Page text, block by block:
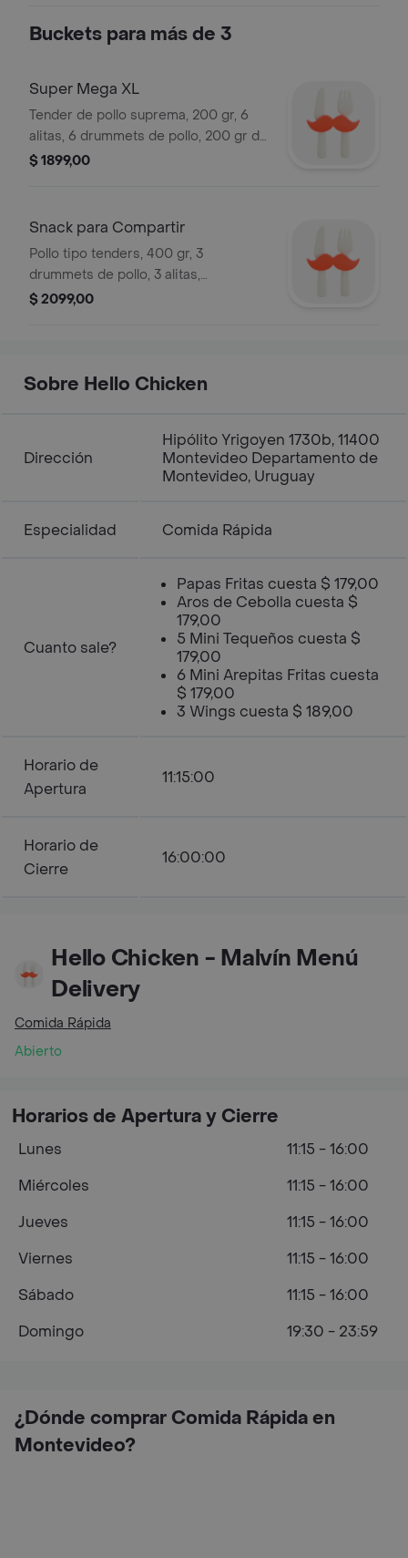
Buckets para más de 3
Super Mega XL
Tender de pollo suprema, 200 gr, 6
alitas, 6 drummets de pollo, 200 gr de
popchicken en cubos, 4 guarniciones
$ 1899,00
Snack para Compartir
Pollo tipo tenders, 400 gr, 3
drummets de pollo, 3 alitas,
chickenpop suprema en cubos, 3
$ 2099,00
Sobre Hello Chicken
Dirección
Hipólito Yrigoyen 1730b, 11400
Montevideo Departamento de
Montevideo, Uruguay
Especialidad Comida Rápida
Cuanto sale?
Papas Fritas cuesta $ 179,00
Aros de Cebolla cuesta $
179,00
5 Mini Tequeños cuesta $
179,00
6 Mini Arepitas Fritas cuesta
$ 179,00
3 Wings cuesta $ 189,00
Horario de
Apertura
11:15:00
Horario de
Cierre
16:00:00
Hello Chicken - Malvín Menú
Delivery
Comida Rápida
Abierto
¿Dónde comprar Comida Rápida en
Montevideo?
Horarios de Apertura y Cierre
Lunes
11:15 - 16:00
Miércoles
11:15 - 16:00
Jueves
11:15 - 16:00
Viernes
11:15 - 16:00
Sábado
11:15 - 16:00
Domingo
19:30 - 23:59